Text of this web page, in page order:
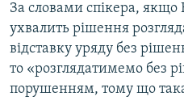
За словами спікера, якщо
ухвалить рішення
відставку уряду без
то «розглядатимемо без
порушенням, тому що така